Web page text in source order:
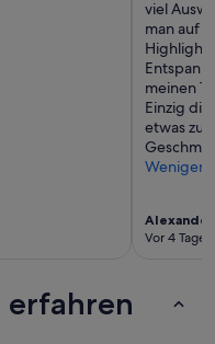
viel
man auf
Highlight!
meinen
Einzig
etwas zu
Weniger
Alexander
Vor 4
erfahren